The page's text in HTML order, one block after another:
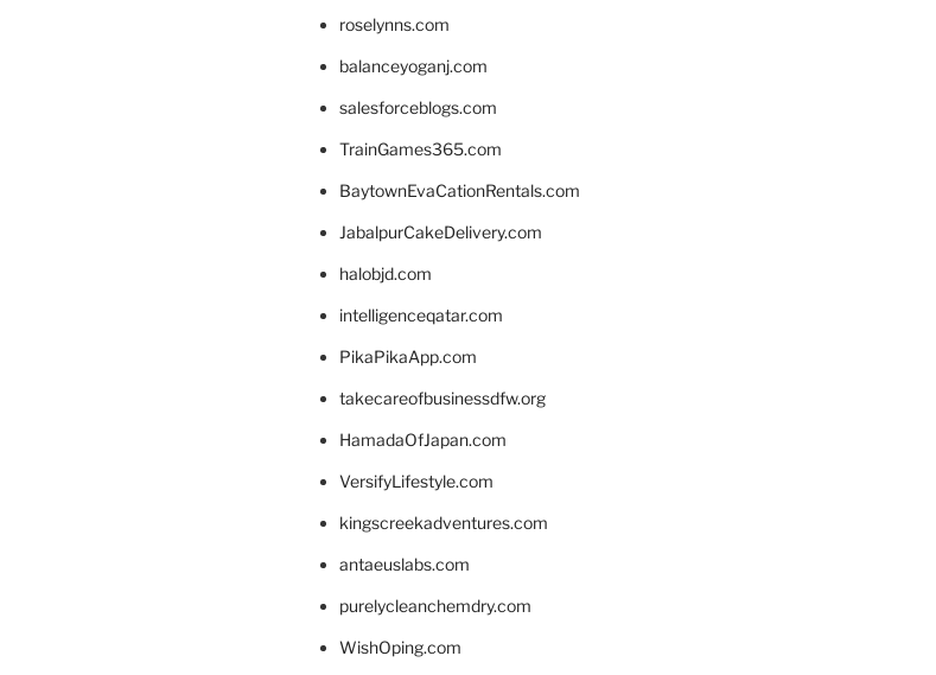
roselynns.com
balanceyoganj.com
salesforceblogs.com
TrainGames365.com
BaytownEvaCationRentals.com
JabalpurCakeDelivery.com
halobjd.com
intelligenceqatar.com
PikaPikaApp.com
takecareofbusinessdfw.org
HamadaOfJapan.com
VersifyLifestyle.com
kingscreekadventures.com
antaeuslabs.com
purelycleanchemdry.com
WishOping.com